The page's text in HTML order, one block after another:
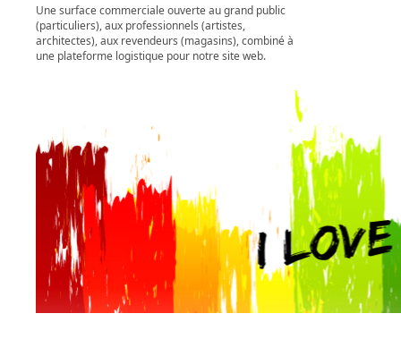
Une surface commerciale ouverte au grand public
(particuliers), aux professionnels (artistes,
architectes), aux revendeurs (magasins), combiné à
une plateforme logistique pour notre site web.